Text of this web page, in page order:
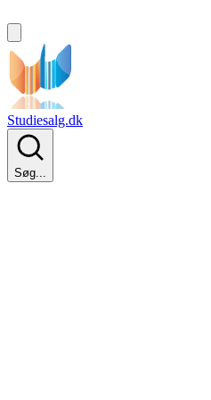
Studiesalg.dk
Søg...